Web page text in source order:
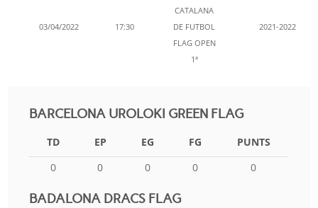
03/04/2022 17:30
CATALANA
DE FUTBOL
FLAG OPEN
1ª
2021-2022
BARCELONA UROLOKI GREEN FLAG
TD EP EG FG
PUNTS
0
0 0 0 0
BADALONA DRACS FLAG